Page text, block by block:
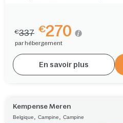
€337 €270
par hébergement
En savoir plus
Kempense Meren
Belgique Campine Campine